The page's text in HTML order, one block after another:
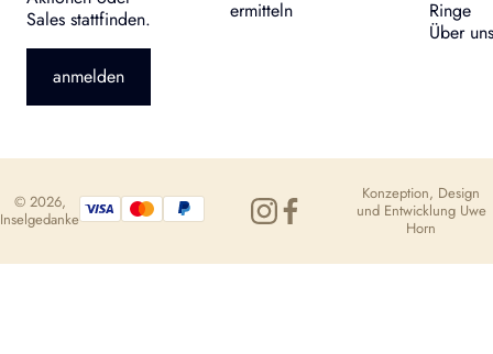
Sales stattfinden.
anmelden
ermitteln
Ringe
Über uns
© 2026,
Inselgedanke
Konzeption, Design
und Entwicklung Uwe
Horn